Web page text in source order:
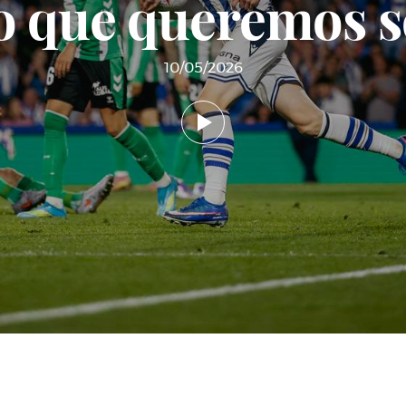
que queremos
10/05/2026